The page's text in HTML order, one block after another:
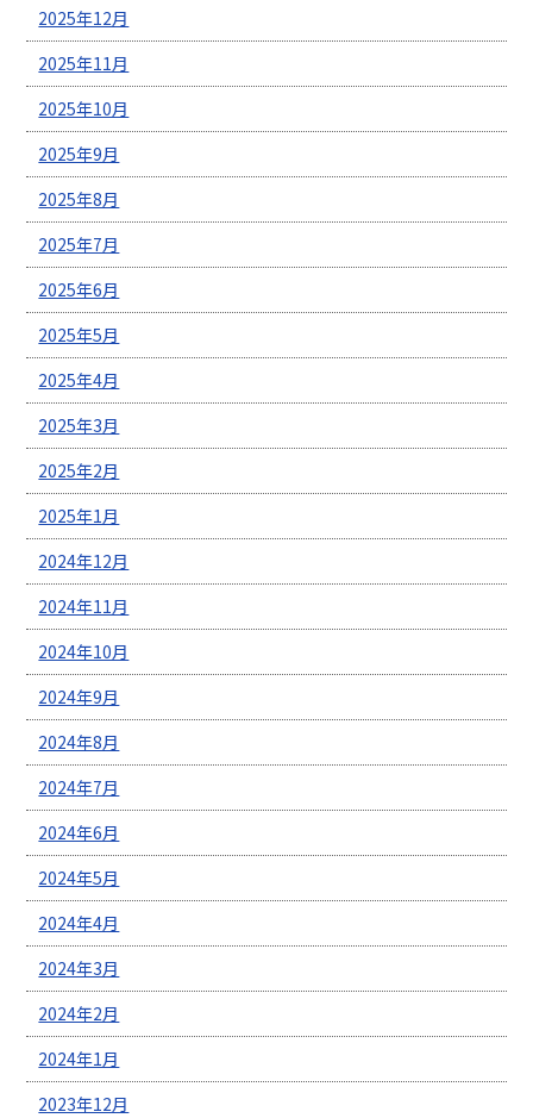
2025年12月
2025年11月
2025年10月
2025年9月
2025年8月
2025年7月
2025年6月
2025年5月
2025年4月
2025年3月
2025年2月
2025年1月
2024年12月
2024年11月
2024年10月
2024年9月
2024年8月
2024年7月
2024年6月
2024年5月
2024年4月
2024年3月
2024年2月
2024年1月
2023年12月